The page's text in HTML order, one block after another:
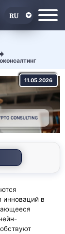
RU
11.05.2026
в